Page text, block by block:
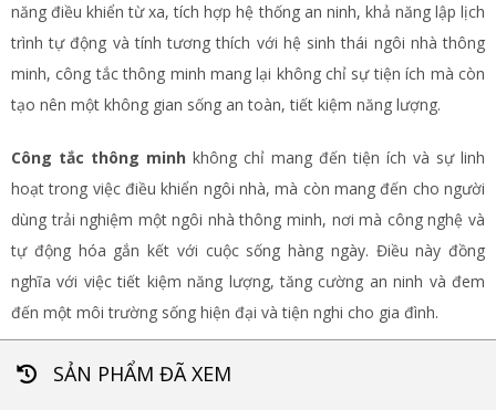
năng điều khiển từ xa, tích hợp hệ thống an ninh, khả năng lập lịch
trình tự động và tính tương thích với hệ sinh thái ngôi nhà thông
minh, công tắc thông minh mang lại không chỉ sự tiện ích mà còn
tạo nên một không gian sống an toàn, tiết kiệm năng lượng.
Công tắc thông minh không chỉ mang đến tiện ích và sự linh
hoạt trong việc điều khiển ngôi nhà, mà còn mang đến cho người
dùng trải nghiệm một ngôi nhà thông minh, nơi mà công nghệ và
tự động hóa gắn kết với cuộc sống hàng ngày. Điều này đồng
nghĩa với việc tiết kiệm năng lượng, tăng cường an ninh và đem
đến một môi trường sống hiện đại và tiện nghi cho gia đình.
SẢN PHẨM ĐÃ XEM